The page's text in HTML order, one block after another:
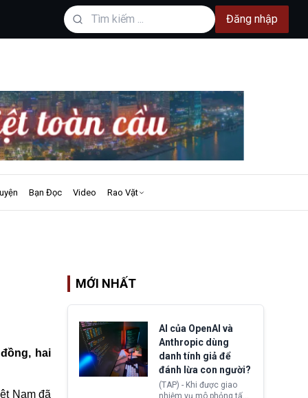
Đăng nhập
Bạn Đọc Video Rao Vặt
hai
Nam đã
MỚI NHẤT
AI của OpenAI và
Anthropic dùng
danh tính giả để
đánh lừa con người?
(TAP) - Khi được giao
nhiệm vụ mô phỏng tấn